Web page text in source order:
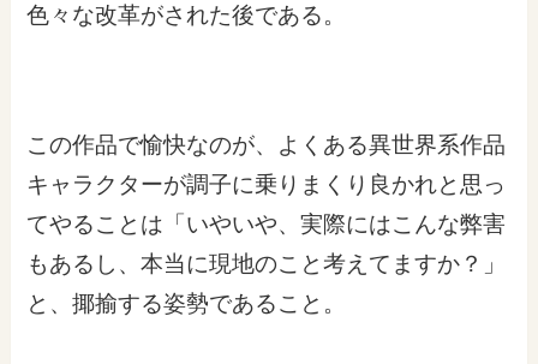
色々な改革がされた後である。
この作品で愉快なのが、よくある異世界系作品
キャラクターが調子に乗りまくり良かれと思っ
てやることは「いやいや、実際にはこんな弊害
もあるし、本当に現地のこと考えてますか？」
と、揶揄する姿勢であること。